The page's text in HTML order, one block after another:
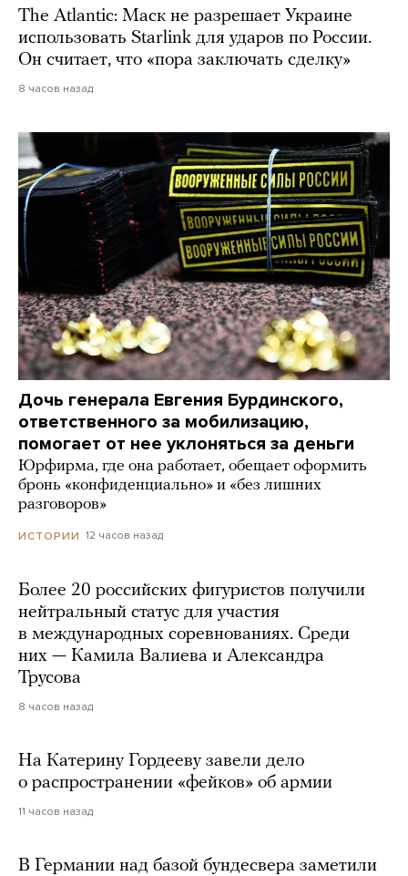
The Atlantic: Маск не разрешает Украине
использовать Starlink для ударов по России.
Он считает, что «пора заключать сделку»
8 часов назад
Дочь генерала Евгения Бурдинского,
ответственного за мобилизацию,
помогает от нее уклоняться за деньги
Юрфирма, где она работает, обещает оформить
бронь «конфиденциально» и «без лишних
разговоров»
ИСТОРИИ 12 часов назад
Более 20 российских фигуристов получили
нейтральный статус для участия
в международных соревнованиях. Среди
них — Камила Валиева и Александра
Трусова
8 часов назад
На Катерину Гордееву завели дело
о распространении «фейков» об армии
11 часов назад
В Германии над базой бундесвера заметили